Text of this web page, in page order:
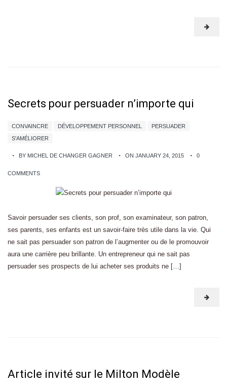
Secrets pour persuader n’importe qui
CONVAINCRE DÉVELOPPEMENT PERSONNEL
PERSUADER
S'AMÉLIORER
BY MICHEL DE CHANGER GAGNER ON JANUARY 24, 2015 0
COMMENTS
Savoir persuader ses clients, son prof, son examinateur, son patron,
ses parents, ses enfants est un savoir-faire très utile dans la vie. Qui
ne sait pas persuader son patron de l’augmenter ou de le promouvoir
aura une carrière peu brillante. Un entrepreneur qui ne sait pas
persuader ses prospects de lui acheter ses produits ne […]
Article invité sur le Milton Modèle